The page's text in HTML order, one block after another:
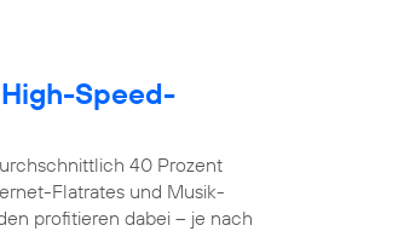
Speed-
40 Prozent
Flatrates und Musik-
profitieren dabei – je nach